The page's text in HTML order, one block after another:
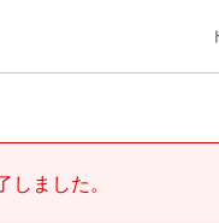
しました。